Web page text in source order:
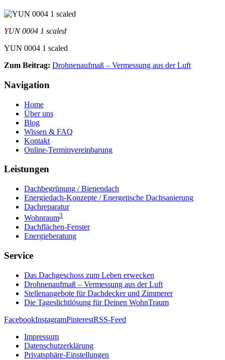
YUN 0004 1 scaled
YUN 0004 1 scaled
Zum Beitrag: Drohnenaufmaß – Vermessung aus der Luft
Navigation
Home
Über uns
Blog
Wissen & FAQ
Kontakt
Online-Terminvereinbarung
Leistungen
Dachbegrünung / Bienendach
Energiedach-Konzepte / Energetische Dachsanierung
Dachreparatur
Wohnraum3
Dachflächen-Fenster
Energieberatung
Service
Das Dachgeschoss zum Leben erwecken
Drohnenaufmaß – Vermessung aus der Luft
Stellenangebote für Dachdecker und Zimmerer
Die Tageslichtlösung für Deinen WohnTraum
FacebookInstagramPinterestRSS-Feed
Impressum
Datenschutzerklärung
Privatsphäre-Einstellungen